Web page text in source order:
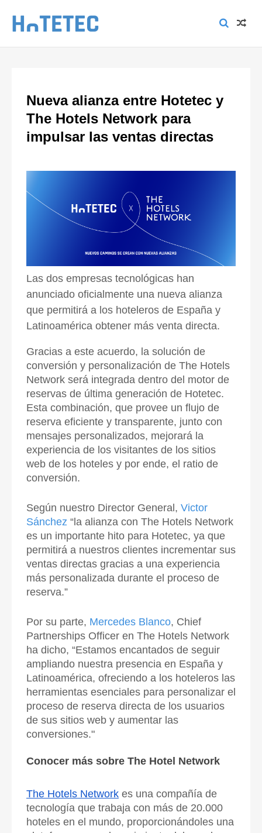
Nueva alianza entre Hotetec y
The Hotels Network para
impulsar las ventas directas
Las dos empresas tecnológicas han
anunciado oficialmente una nueva alianza
que permitirá a los hoteleros de España y
Latinoamérica obtener más venta directa.
Gracias a este acuerdo, la solución de
conversión y personalización de The Hotels
Network será integrada dentro del motor de
reservas de última generación de Hotetec.
Esta combinación, que provee un flujo de
reserva eficiente y transparente, junto con
mensajes personalizados, mejorará la
experiencia de los visitantes de los sitios
web de los hoteles y por ende, el ratio de
conversión.
Según nuestro Director General, Victor
Sánchez “la alianza con The Hotels Network
es un importante hito para Hotetec, ya que
permitirá a nuestros clientes incrementar sus
ventas directas gracias a una experiencia
más personalizada durante el proceso de
reserva.”
Por su parte, Mercedes Blanco, Chief
Partnerships Officer en The Hotels Network
ha dicho, “Estamos encantados de seguir
ampliando nuestra presencia en España y
Latinoamérica, ofreciendo a los hoteleros las
herramientas esenciales para personalizar el
proceso de reserva directa de los usuarios
de sus sitios web y aumentar las
conversiones."
Conocer más sobre The Hotel Network
The Hotels Network es una compañía de
tecnología que trabaja con más de 20.000
hoteles en el mundo, proporcionándoles una